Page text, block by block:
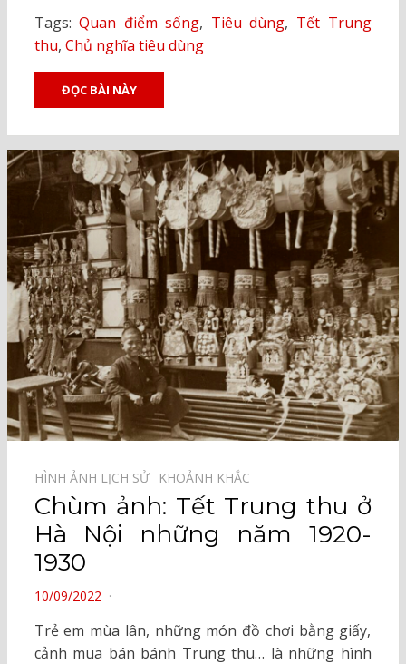
Tags:Quan điểm sống, Tiêu dùng, Tết Trung
thu, Chủ nghĩa tiêu dùng
ĐỌC BÀI NÀY
HÌNH ẢNH LỊCH SỬ⠀ KHOẢNH KHẮC⠀
Chùm ảnh: Tết Trung thu ở
Hà Nội những năm 1920-
1930
POSTED
10/09/2022
Trẻ em mùa lân, những món đồ chơi bằng giấy,
cảnh mua bán bánh Trung thu… là những hình